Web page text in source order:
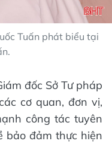
Tuấn phát biểu tại
đốc Sở Tư pháp
cơ quan, đơn vị,
công tác tuyên
bảo đảm thực hiện